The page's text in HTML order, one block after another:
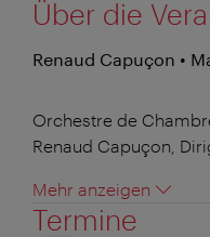
Über die
Renaud Capuçon •
Orchestre de
Renaud Capuçon,
Mehr anzeigen
Termine